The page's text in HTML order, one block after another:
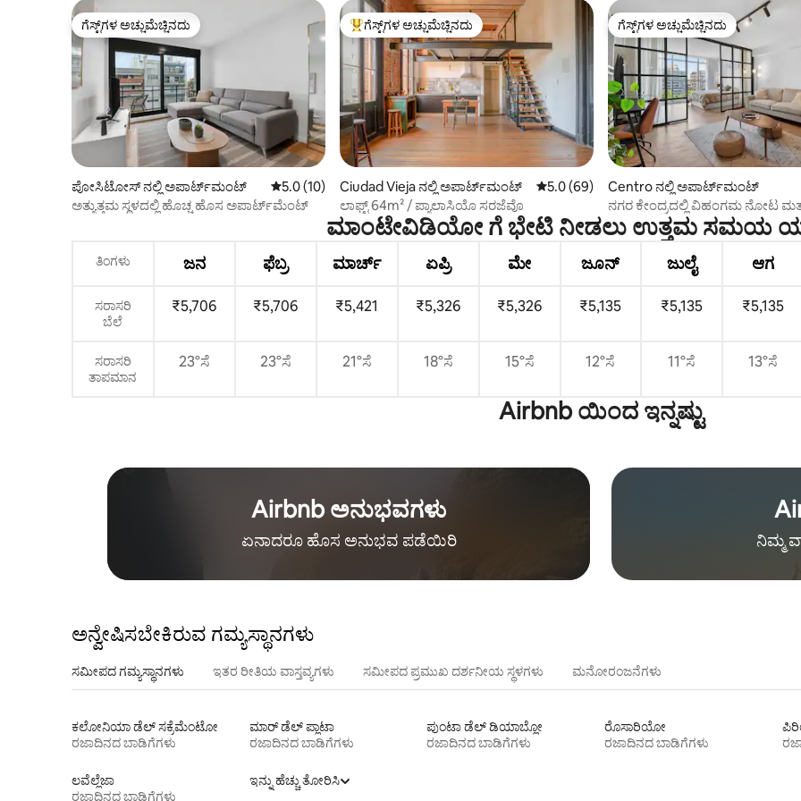
ಗೆಸ್ಟ್‌ಗಳ ಅಚ್ಚುಮೆಚ್ಚಿನದು
ಗೆಸ್ಟ್‌ಗಳ ಅಚ್ಚುಮೆಚ್ಚಿನದು
ಪೋಸಿಟೋಸ್ ನಲ್ಲಿ ಅಪಾರ್ಟ್‌ಮಂಟ್ 5 ರಲ್ಲಿ 5.0 ಸರಾಸರಿ ರೇಟಿಂಗ್, 10 ವಿಮರ್ಶೆಗಳು
5.0 (10)
ಅತ್ಯುತ್ತಮ ಸ್ಥಳದಲ್ಲಿ ಹೊಚ್ಚ ಹೊಸ ಅಪಾರ್ಟ್‌ಮೆಂಟ್
ಗೆಸ್ಟ್‌ಗಳಿಗೆ ಅತಿ ಹೆಚ್ಚು ಅಚ್ಚುಮೆಚ್ಚಿನದು
ಗೆಸ್ಟ್‌ಗಳ ಅಚ್ಚುಮೆಚ್ಚಿನದು
Ciudad Vieja ನಲ್ಲಿ ಅಪಾರ್ಟ್‌ಮಂಟ್ 5 ರಲ್ಲಿ 5.0 ಸರಾಸರಿ ರೇಟಿಂಗ್, 69 ವಿಮರ್ಶೆಗಳು
5.0 (69)
ಲಾಫ್ಟ್ 64m² / ಪ್ಯಾಲಾಸಿಯೊ ಸರಜೆವೊ
ಗೆಸ್ಟ್‌ಗಳ ಅಚ್ಚುಮೆಚ್ಚಿನದು
ಗೆಸ್ಟ್‌ಗಳ ಅಚ್ಚುಮೆಚ್ಚಿನದು
Centro ನಲ್ಲಿ ಅಪಾರ್ಟ್‌ಮಂಟ್
ನಗರ ಕೇಂದ್ರದಲ್ಲಿ ವಿಹಂಗಮ ನೋಟ
ಬೆಳಕನ್ನು ಹೊಂದಿರುವ ವಿನ್ಯಾಸ
ಮಾಂಟೇವಿಡಿಯೋ ಗೆ ಭೇಟಿ ನೀಡಲು ಉತ್ತಮ ಸಮಯ
ತಿಂಗಳು ಜನ ಫೆಬ್ರ ಮಾರ್ಚ್ ಏಪ್ರಿ ಮೇ ಜೂನ್ ಜುಲೈ ಆಗ
ಸರಾಸರಿ
ಬೆಲೆ
₹5,706 ₹5,706 ₹5,421 ₹5,326 ₹5,326 ₹5,135 ₹5,135 ₹5,135
ಸರಾಸರಿ
ತಾಪಮಾನ
23°ಸೆ 23°ಸೆ 21°ಸೆ 18°ಸೆ 15°ಸೆ 12°ಸೆ 11°ಸೆ 13°ಸೆ
Airbnb ಯಿಂದ ಇನ್ನಷ್ಟು
Airbnb ಅನುಭವಗಳು
ಏನಾದರೂ ಹೊಸ ಅನುಭವ ಪಡೆಯಿರಿ ನಿಮ್ಮ
ಅನ್ವೇಷಿಸಬೇಕಿರುವ ಗಮ್ಯಸ್ಥಾನಗಳು
ಸಮೀಪದ ಗಮ್ಯಸ್ಥಾನಗಳು ಇತರ ರೀತಿಯ ವಾಸ್ತವ್ಯಗಳು ಸಮೀಪದ ಪ್ರಮುಖ ದರ್ಶನೀಯ ಸ್ಥಳಗಳು ಮನೋರಂಜನೆಗಳು
ಕಲೋನಿಯಾ ಡೆಲ್ ಸಕ್ರೆಮೆಂಟೋ
ರಜಾದಿನದ ಬಾಡಿಗೆಗಳು
ಮಾರ್ ಡೆಲ್ ಪ್ಲಾಟಾ
ರಜಾದಿನದ ಬಾಡಿಗೆಗಳು
ಪುಂಟಾ ಡೆಲ್ ಡಿಯಾಬ್ಲೋ
ರಜಾದಿನದ ಬಾಡಿಗೆಗಳು
ರೊಸಾರಿಯೋ
ರಜಾದಿನದ ಬಾಡಿಗೆಗಳು
ಲವೆಲ್ಲೆಜಾ
ರಜಾದಿನದ ಬಾಡಿಗೆಗಳು
ಇನ್ನು ಹೆಚ್ಚು ತೋರಿಸಿ